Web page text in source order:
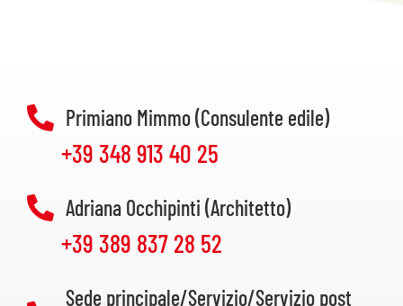
Primiano Mimmo (Consulente edile)
+39 348 913 40 25
Adriana Occhipinti (Architetto)
+39 389 837 28 52
Sede principale/Servizio/Servizio post